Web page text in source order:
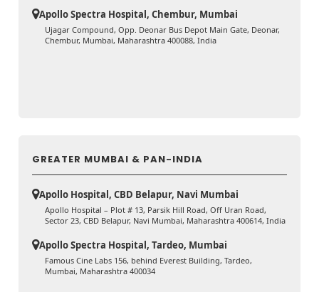
Apollo Spectra Hospital, Chembur, Mumbai
Ujagar Compound, Opp. Deonar Bus Depot Main Gate, Deonar,
Chembur, Mumbai, Maharashtra 400088, India
GREATER MUMBAI & PAN-INDIA
Apollo Hospital, CBD Belapur, Navi Mumbai
Apollo Hospital – Plot # 13, Parsik Hill Road, Off Uran Road,
Sector 23, CBD Belapur, Navi Mumbai, Maharashtra 400614, India
Apollo Spectra Hospital, Tardeo, Mumbai
Famous Cine Labs 156, behind Everest Building, Tardeo,
Mumbai, Maharashtra 400034